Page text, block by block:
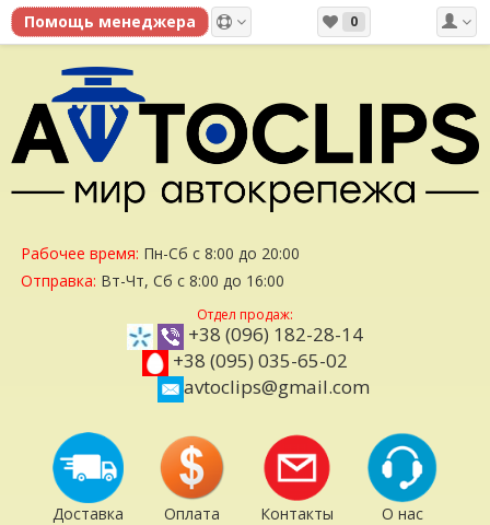
0
Рабочее время: Пн-Сб с 8:00 до 20:00
Отправка: Вт-Чт, Сб с 8:00 до 16:00
Отдел продаж:
+38 (096) 182-28-14
+38 (095) 035-65-02
avtoclips@gmail.com
Доставка Оплата Контакты О нас